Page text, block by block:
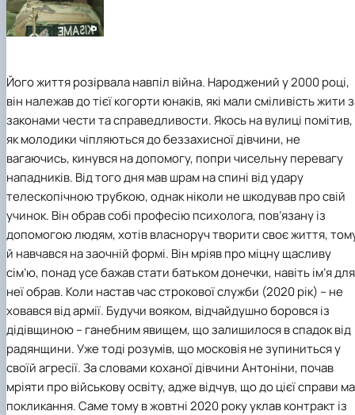
Його життя розірвала навпіл війна. Народжений у 2000 році,
він належав до тієї когорти юнаків, які мали сміливість жити
законами чести та справедливости. Якось на вулиці помітив,
як молодики чіпляються до беззахисної дівчини, не
вагаючись, кинувся на допомогу, попри чисельну перевагу
нападників. Від того дня мав шрам на спині від удару
телескопічною трубкою, однак ніколи не шкодував про свій
учинок. Він обрав собі професію психолога, пов’язану із
допомогою людям, хотів власноруч творити своє життя,
й навчався на заочній формі. Він мріяв про міцну щасливу
сім’ю, понад усе бажав стати батьком донечки, навіть ім’я для
неї обрав. Коли настав час строкової служби (2020 рік) – не
ховався від армії. Будучи вояком, відчайдушно боровся із
дідівщиною – ганебним явищем, що залишилося в спадок від
радянщини. Уже тоді розумів, що московія не зупиниться у
своїй агресії. За словами коханої дівчини Антоніни, почав
мріяти про військову освіту, адже відчув, що до цієї справи
покликання. Саме тому в жовтні 2020 року уклав контракт із